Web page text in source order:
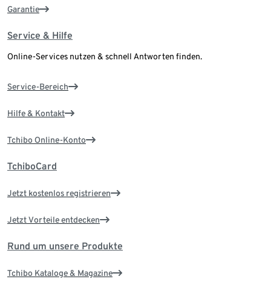
Garantie
Service & Hilfe
Online-Services nutzen & schnell Antworten finden.
Service-Bereich
Hilfe & Kontakt
Tchibo Online-Konto
TchiboCard
Jetzt kostenlos registrieren
Jetzt Vorteile entdecken
Rund um unsere Produkte
Tchibo Kataloge & Magazine